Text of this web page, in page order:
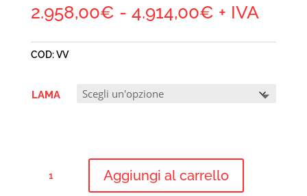
2.958,00€ - 4.914,00€Fascia
prezzo:
+ IVA
COD:VV
LAMA
AFFETTATRICE
Aggiungi al carrello